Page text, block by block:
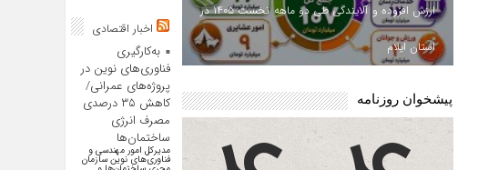
ارزش افزوده و آلایندگی طی دو ماهه نخست ۱۴۰۵ در
استان ایلام
پیشخوان روزنامه
اخبار اقتصادی
به‌کارگیری
فناوری‌های نوین در
پروژه‌های عمرانی/
کاهش ۳۵ درصدی
مصرف انرژی
ساختمان‌ها
مدیرکل امور مهندسی و
فناوری‌های نوین سازمان